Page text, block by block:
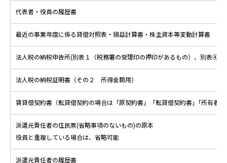
代表者・役員の履歴書
最近の事業年度に係る貸借対照表・損益計算書・株主資本等変動計算書
法人税の納税申告所(別表１（税務署の受理印の押印があるもの）、別表④)
法人税の納税証明書（その２ 所得金額用）
賃貸借契約書（転貸借契約の場合は「原契約書」「転貸借契約書｣「所有者
派遣元責任者の住民票(省略事項のないもの)の原本
役員と重複している場合は、省略可能
派遣元責任者の履歴書